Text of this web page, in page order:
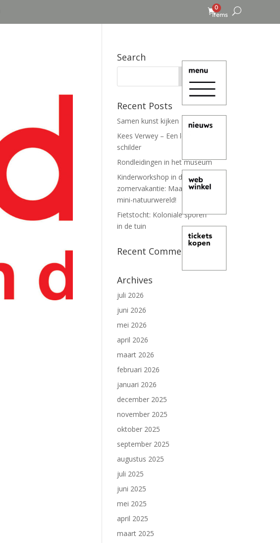
0
items
Search
Recent Posts
Samen kunst kijken
Kees Verwey – Een leven lang
schilder
Rondleidingen in het museum
Kinderworkshop in de
zomervakantie: Maak je eigen
mini-natuurwereld!
Fietstocht: Koloniale sporen
in de tuin
Recent Comments
Archives
juli 2026
juni 2026
mei 2026
april 2026
maart 2026
februari 2026
januari 2026
december 2025
november 2025
oktober 2025
september 2025
augustus 2025
juli 2025
juni 2025
mei 2025
april 2025
maart 2025